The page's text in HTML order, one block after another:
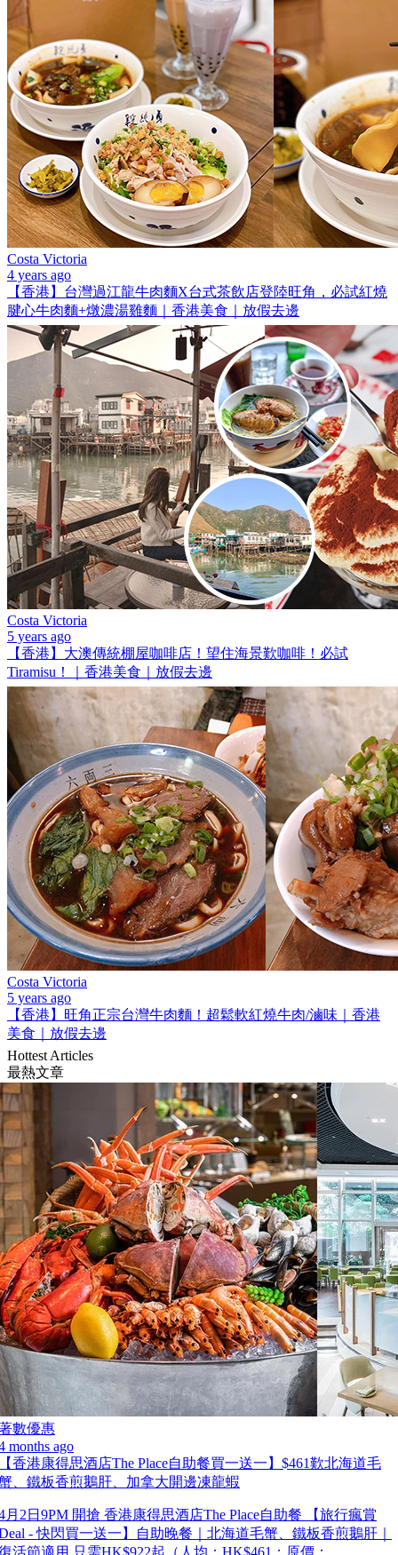
Costa Victoria
4 years ago
【香港】台灣過江龍牛肉麵X台式茶飲店登陸旺角，必試紅燒
腱心牛肉麵+燉濃湯雞麵｜香港美食｜放假去邊
Costa Victoria
5 years ago
【香港】大澳傳統棚屋咖啡店！望住海景歎咖啡！必試
Tiramisu！｜香港美食｜放假去邊
Costa Victoria
5 years ago
【香港】旺角正宗台灣牛肉麵！超鬆軟紅燒牛肉/滷味｜香港
美食｜放假去邊
Hottest Articles
最熱文章
數優惠
months ago
香港康得思酒店The Place自助餐買一送一】$461歎北海道毛
、鐵板香煎鵝肝、加拿大開邊凍龍蝦
月2日9PM 開搶 香港康得思酒店The Place自助餐 【旅行瘋賞
- 快閃買一送一】自助晚餐｜北海道毛蟹、鐵板香煎鵝肝｜
活節適用 只需HK$922起（人均：HK$461；原價：